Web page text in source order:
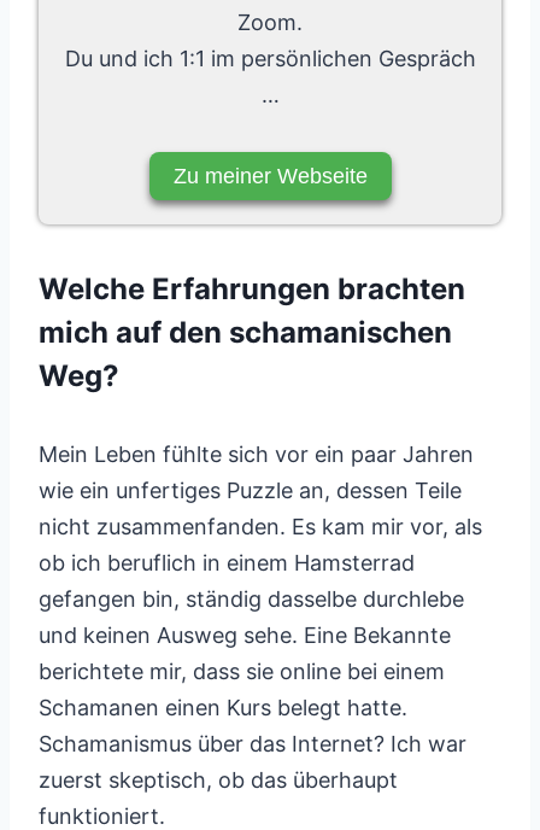
Zoom.
Du und ich 1:1 im persönlichen Gespräch
…
Zu meiner Webseite
Welche Erfahrungen brachten
mich auf den schamanischen
Weg?
Mein Leben fühlte sich vor ein paar Jahren
wie ein unfertiges Puzzle an, dessen Teile
nicht zusammenfanden. Es kam mir vor, als
ob ich beruflich in einem Hamsterrad
gefangen bin, ständig dasselbe durchlebe
und keinen Ausweg sehe. Eine Bekannte
berichtete mir, dass sie online bei einem
Schamanen einen Kurs belegt hatte.
Schamanismus über das Internet? Ich war
zuerst skeptisch, ob das überhaupt
funktioniert.